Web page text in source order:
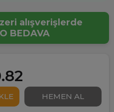
alışverişlerde
BEDAVA